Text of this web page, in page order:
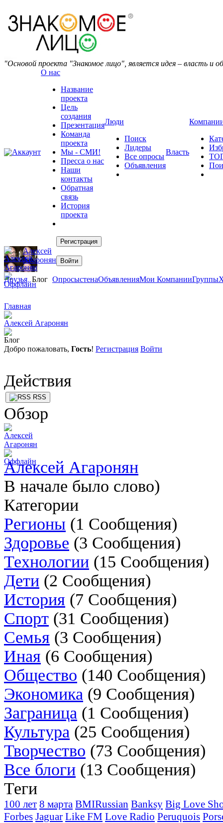
"Основой проекта "Знакомое лицо", является идея – власть и
Аккаунт
О нас
Название
проекта
Цель
создания
Презентация
Команда
проекта
Мы - СМИ!
Пресса о нас
Наши
контакты
Обратная
связь
История
проекта
Люди
Поиск
Лидеры
Все опросы
Объявления
Власть
Алексей
Агаронян
Друзья Блог ОпросыстенаОбъявленияМои КомпанииГруппы
Главная
Алексей Агаронян
Блог
Добро пожаловать, Гость! Регистрация Войти
Действия
RSS
Обзор
Алексей Агаронян
В начале было слово)
Категории
Регионы (1 Сообщения)
Здоровье (3 Сообщения)
Технологии (15 Сообщения)
Дети (2 Сообщения)
История (7 Сообщения)
Спорт (31 Сообщения)
Cемья (3 Сообщения)
Иная (6 Сообщения)
Общество (140 Сообщения)
Экономика (9 Сообщения)
Заграница (1 Сообщения)
Культура (25 Сообщения)
Творчество (73 Сообщения)
Все блоги (13 Сообщения)
Теги
100 лет 8 марта BMIRussian Banksy Big Love
Forbes Jaguar Like FM Love Radio Peruquois